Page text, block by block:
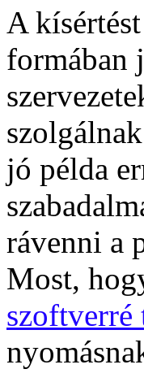
A
formában
jó példa
rávenni a
Most,
szoftverré